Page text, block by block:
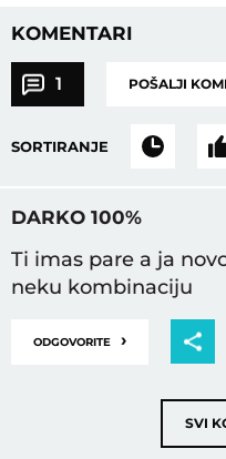
KOMENTARI
1 POŠALJI
SORTIRANJE
DARKO 100%
Ti imas pare a ja
neku kombinaciju
ODGOVORITE ›
SVI